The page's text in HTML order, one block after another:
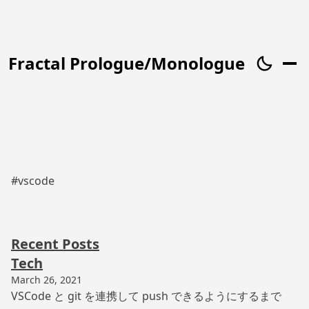
Fractal Prologue/Monologue
#vscode
Recent Posts
Tech
March 26, 2021
VSCode と git を連携して push できるようにするまで